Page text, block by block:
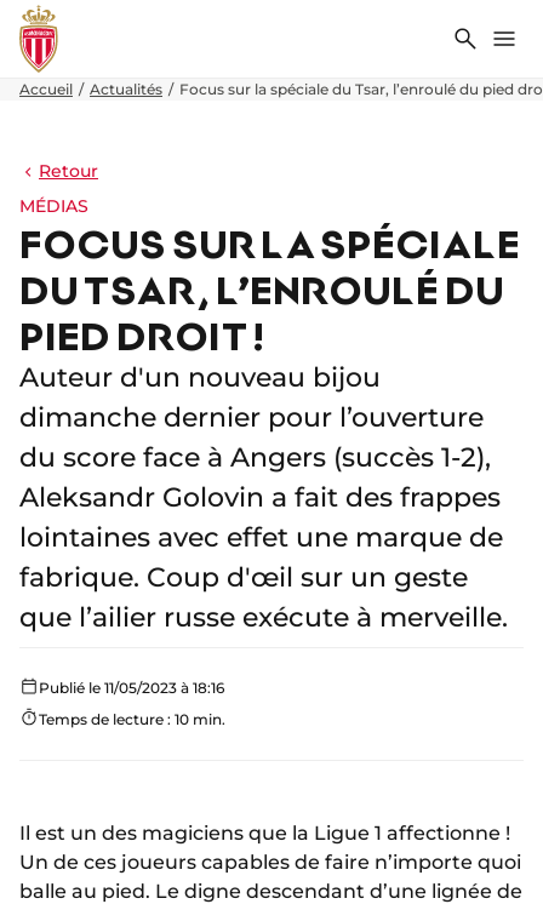
Accueil Actualités Focus sur la spéciale du Tsar, l’enroulé du pied
Retour
MÉDIAS
FOCUS SUR LA SPÉCIALE
DU TSAR, L’ENROULÉ DU
PIED DROIT !
Auteur d'un nouveau bijou
dimanche dernier pour l’ouverture
du score face à Angers (succès 1-2),
Aleksandr Golovin a fait des frappes
lointaines avec effet une marque de
fabrique. Coup d'œil sur un geste
que l’ailier russe exécute à merveille.
Publié le 11/05/2023 à 18:16
Temps de lecture : 10 min.
Il est un des magiciens que la Ligue 1 affectionne !
Un de ces joueurs capables de faire n’importe quoi
balle au pied. Le digne descendant d’une lignée de